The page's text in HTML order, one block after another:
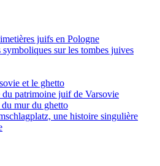
juifs en Pologne
symboliques sur les tombes juives
et le ghetto
du patrimoine juif de Varsovie
mur du ghetto
une histoire singulière